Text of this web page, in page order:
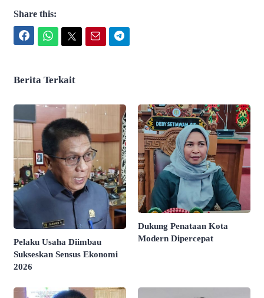
Share this:
Berita Terkait
Pelaku Usaha Diimbau
Sukseskan Sensus Ekonomi
2026
Dukung Penataan Kota
Modern Dipercepat